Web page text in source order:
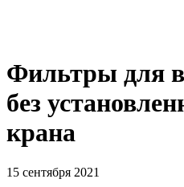
Фильтры для
без
крана
15 сентября 2021